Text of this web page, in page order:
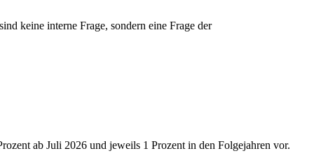
keine interne Frage, sondern eine Frage der
ab Juli 2026 und jeweils 1 Prozent in den Folgejahren vor.